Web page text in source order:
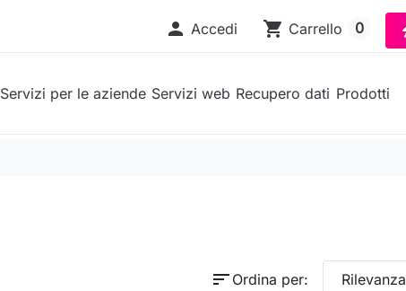
 Accedi shopping_cart Carrello 0
Servizi per le aziende Servizi web Recupero dati Prodotti
sort Ordina per: Rilevanza